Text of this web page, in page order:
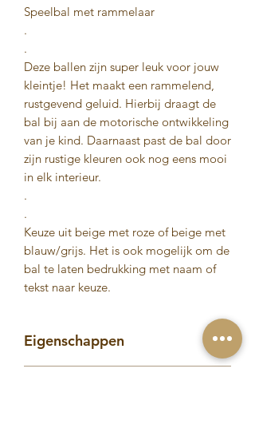
Speelbal met rammelaar
.
.
Deze ballen zijn super leuk voor jouw
kleintje! Het maakt een rammelend,
rustgevend geluid. Hierbij draagt de
bal bij aan de motorische ontwikkeling
van je kind. Daarnaast past de bal door
zijn rustige kleuren ook nog eens mooi
in elk interieur.
.
.
Keuze uit beige met roze of beige met
blauw/grijs. Het is ook mogelijk om de
bal te laten bedrukking met naam of
tekst naar keuze.
Eigenschappen